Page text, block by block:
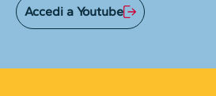
Accedi a Youtube